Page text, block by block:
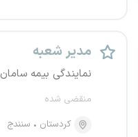
مدیر شعبه
نمایندگی بیمه سامان
منقضی شده
کردستان
سنندج